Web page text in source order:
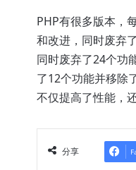
PHP有很多版本，
和改进，同时废弃
同时废弃了24个功
了12个功能并移除
不仅提高了性能，
分享